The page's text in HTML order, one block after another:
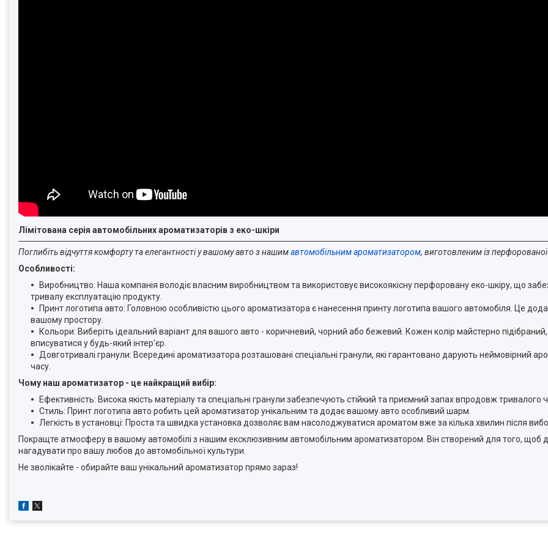
Лімітована серія автомобільних ароматизаторів з еко-шкіри
Поглибіть відчуття комфорту та елегантності у вашому авто з нашимавтомобільним ароматизатором, виготовленим із перфорованої
Особливості:
Виробництво: Наша компанія володіє власним виробництвом та використовує високоякісну перфоровану еко-шкіру, що
тривалу експлуатацію продукту.
Принт логотипа авто: Головною особливістю цього ароматизатора є нанесення принту логотипа вашого автомобіля. Це
вашому простору.
Кольори: Виберіть ідеальний варіант для вашого авто - коричневий, чорний або бежевий. Кожен колір майстерно
вписуватися у будь-який інтер'єр.
Довготривалі гранули: Всередині ароматизатора розташовані спеціальні гранули, які гарантовано дарують неймовірний
часу.
Чому наш ароматизатор - це найкращий вибір:
Ефективність: Висока якість матеріалу та спеціальні гранули забезпечують стійкий та приємний запах впродовж тривалого
Стиль: Принт логотипа авто робить цей ароматизатор унікальним та додає вашому авто особливий шарм.
Легкість в установці: Проста та швидка установка дозволяє вам насолоджуватися ароматом вже за кілька хвилин після
Покращте атмосферу в вашому автомобілі з нашим ексклюзивним автомобільним ароматизатором. Він створений для того, щоб
нагадувати про вашу любов до автомобільної культури.
Не зволікайте - обирайте ваш унікальний ароматизатор прямо зараз!